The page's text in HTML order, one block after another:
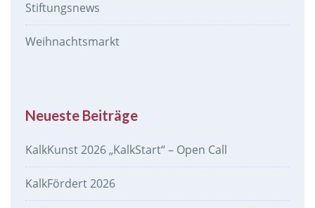
Stiftungsnews
Weihnachtsmarkt
Neueste Beiträge
KalkKunst 2026 „KalkStart“ – Open Call
KalkFördert 2026